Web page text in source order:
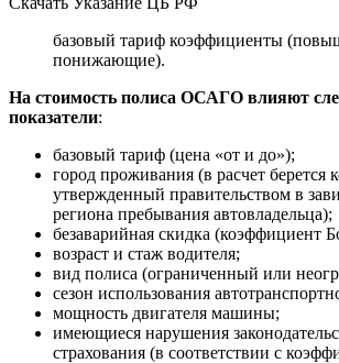
базовый тариф коэффициенты
понижающие).
На стоимость полиса ОСАГО влияют
показатели:
базовый тариф (цена «от и до»);
город проживания (в расчет берется
утвержденный правительством в
региона пребывания автовладельца);
безаварийная скидка (коэффициент
возраст и стаж водителя;
вид полиса (ограниченный или
сезон использования
мощность двигателя машины;
имеющиеся нарушения
страхования (в соответствии с